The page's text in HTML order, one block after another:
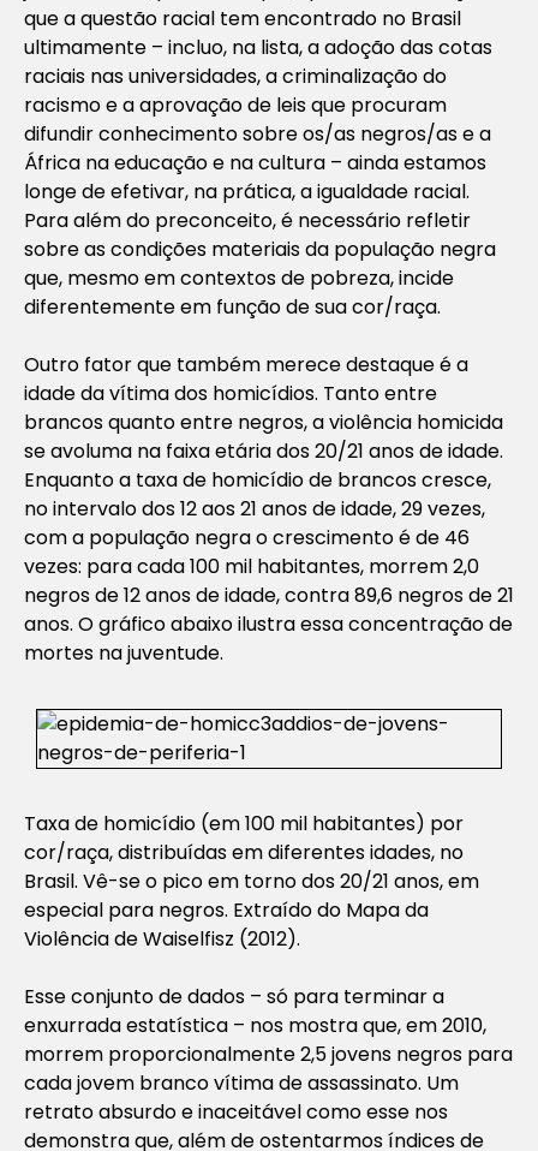
que a questão racial tem encontrado no Brasil
ultimamente – incluo, na lista, a adoção das cotas
raciais nas universidades, a criminalização do
racismo e a aprovação de leis que procuram
difundir conhecimento sobre os/as negros/as e a
África na educação e na cultura – ainda estamos
longe de efetivar, na prática, a igualdade racial.
Para além do preconceito, é necessário refletir
sobre as condições materiais da população negra
que, mesmo em contextos de pobreza, incide
diferentemente em função de sua cor/raça.
Outro fator que também merece destaque é a
idade da vítima dos homicídios. Tanto entre
brancos quanto entre negros, a violência homicida
se avoluma na faixa etária dos 20/21 anos de idade.
Enquanto a taxa de homicídio de brancos cresce,
no intervalo dos 12 aos 21 anos de idade, 29 vezes,
com a população negra o crescimento é de 46
vezes: para cada 100 mil habitantes, morrem 2,0
negros de 12 anos de idade, contra 89,6 negros de 21
anos. O gráfico abaixo ilustra essa concentração de
mortes na juventude.
Taxa de homicídio (em 100 mil habitantes) por
cor/raça, distribuídas em diferentes idades, no
Brasil. Vê-se o pico em torno dos 20/21 anos, em
especial para negros. Extraído do Mapa da
Violência de Waiselfisz (2012).
Esse conjunto de dados – só para terminar a
enxurrada estatística – nos mostra que, em 2010,
morrem proporcionalmente 2,5 jovens negros para
cada jovem branco vítima de assassinato. Um
retrato absurdo e inaceitável como esse nos
demonstra que, além de ostentarmos índices de